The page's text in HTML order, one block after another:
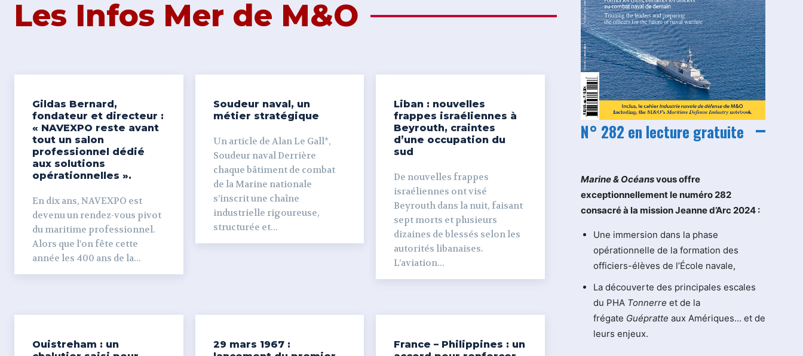
Les Infos Mer de M&O
Gildas Bernard,
fondateur et directeur :
« NAVEXPO reste avant
tout un salon
professionnel dédié
aux solutions
opérationnelles ».
En dix ans, NAVEXPO est
devenu un rendez-vous pivot
du maritime professionnel.
Alors que l'on fête cette
année les 400 ans de la...
Soudeur naval, un
métier stratégique
Un article de Alan Le Gall*,
Soudeur naval Derrière
chaque bâtiment de combat
de la Marine nationale
s’inscrit une chaîne
industrielle rigoureuse,
structurée et...
Liban : nouvelles
frappes israéliennes à
Beyrouth, craintes
d’une occupation du
sud
De nouvelles frappes
israéliennes ont visé
Beyrouth dans la nuit, faisant
sept morts et plusieurs
dizaines de blessés selon les
autorités libanaises.
L’aviation...
Ouistreham : un
29 mars 1967 :
France – Philippines : un
N° 282 en lecture gratuite
Marine & Océansvous offre
exceptionnellement le numéro 282
consacré à la mission Jeanne d’Arc 2024 :
Une immersion dans la phase
opérationnelle de la formation des
officiers-élèves de l’École navale,
La découverte des principales escales
du PHA Tonnerre et de la
frégate Guépratte aux Amériques… et de
leurs enjeux.